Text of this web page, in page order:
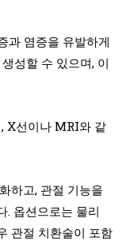
과 염증을 유발하게
성할 수 있으며, 이
X선이나 MRI와 같
하고, 관절 기능을
. 옵션으로는 물리
관절 치환술이 포함